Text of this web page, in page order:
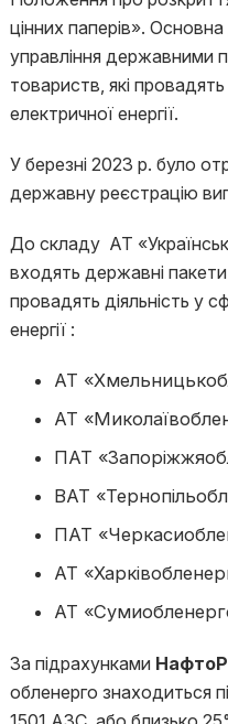
цінних паперів».
управління державними
товариств, які провадять
електричної енергії.
У березні 2023 р. було
державну реєстрацію
До складу АТ
входять державні
провадять діяльність у
енергії :
АТ
АТ
ПАТ
ВАТ
ПАТ
АТ
АТ
За підрахунками
обленерго